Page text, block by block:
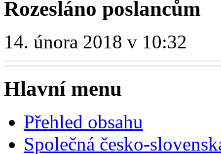
Rozesláno poslancům
14. února 2018 v 10:32
Hlavní menu
Přehled obsahu
Společná česko-